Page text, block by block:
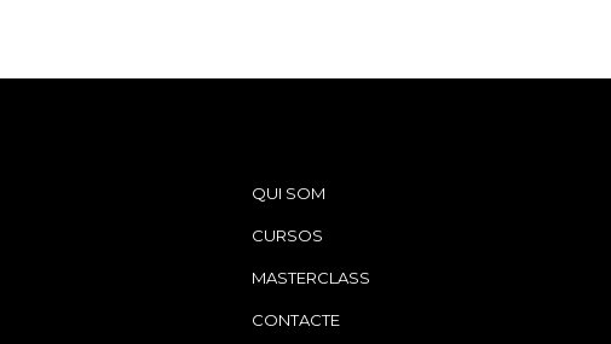
QUI SOM
CURSOS
MASTERCLASS
CONTACTE